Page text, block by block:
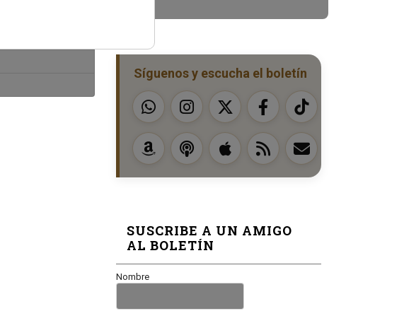
Síguenos y escucha el boletín
SUSCRIBE A UN AMIGO
AL BOLETÍN
Nombre